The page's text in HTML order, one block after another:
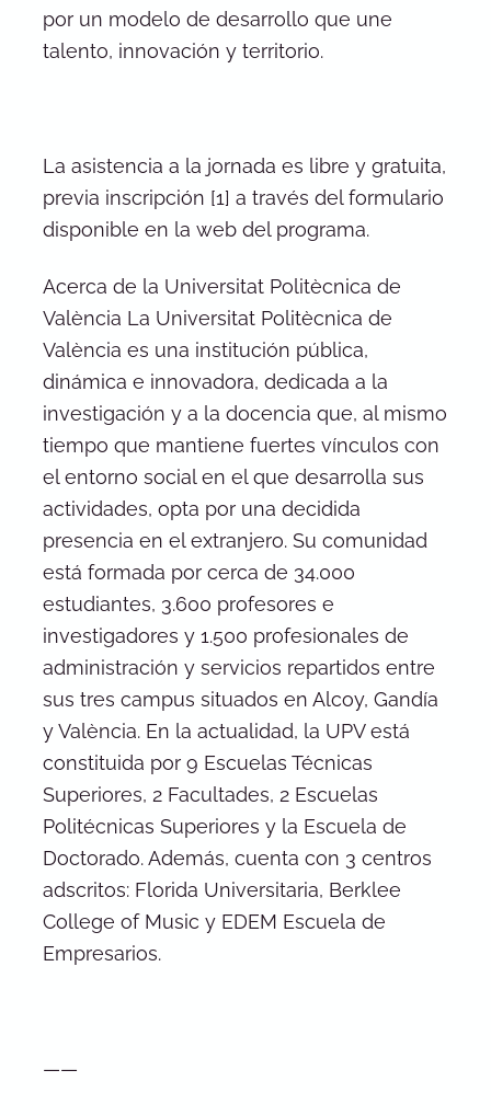
por un modelo de desarrollo que une
talento, innovación y territorio.
La asistencia a la jornada es libre y gratuita,
previa inscripción [1] a través del formulario
disponible en la web del programa.
Acerca de la Universitat Politècnica de
València La Universitat Politècnica de
València es una institución pública,
dinámica e innovadora, dedicada a la
investigación y a la docencia que, al mismo
tiempo que mantiene fuertes vínculos con
el entorno social en el que desarrolla sus
actividades, opta por una decidida
presencia en el extranjero. Su comunidad
está formada por cerca de 34.000
estudiantes, 3.600 profesores e
investigadores y 1.500 profesionales de
administración y servicios repartidos entre
sus tres campus situados en Alcoy, Gandía
y València. En la actualidad, la UPV está
constituida por 9 Escuelas Técnicas
Superiores, 2 Facultades, 2 Escuelas
Politécnicas Superiores y la Escuela de
Doctorado. Además, cuenta con 3 centros
adscritos: Florida Universitaria, Berklee
College of Music y EDEM Escuela de
Empresarios.
——